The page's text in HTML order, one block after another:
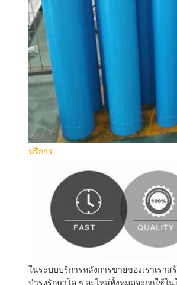
บริการ
ในระบบบริการหลังการขายของเราเรา
บำรุงรักษาใด ๆ อะไหล่ทั้งหมดจะถูกใช้